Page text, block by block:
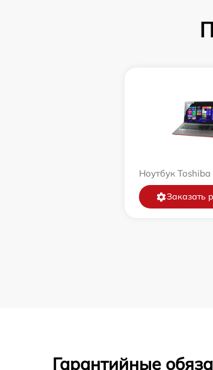
Ноутбук
Заказать
Гарантийные